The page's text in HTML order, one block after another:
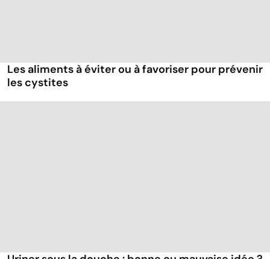
Les aliments à éviter ou à favoriser pour prévenir
les cystites